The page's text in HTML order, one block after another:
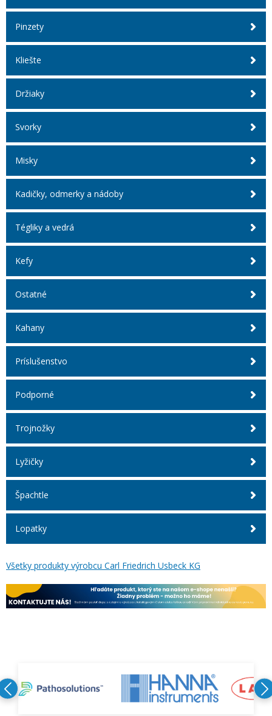
Pinzety
Kliešte
Držiaky
Svorky
Misky
Kadičky, odmerky a nádoby
Tégliky a vedrá
Kefy
Ostatné
Kahany
Príslušenstvo
Podporné
Trojnožky
Lyžičky
Špachtle
Lopatky
Všetky produkty výrobcu Carl Friedrich Usbeck KG